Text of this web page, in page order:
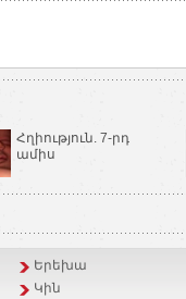
Հղիություն. 7-րդ
ամիս
Երեխա
Կին